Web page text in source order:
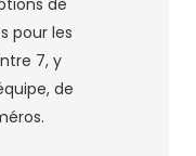
pour les
7, y
de